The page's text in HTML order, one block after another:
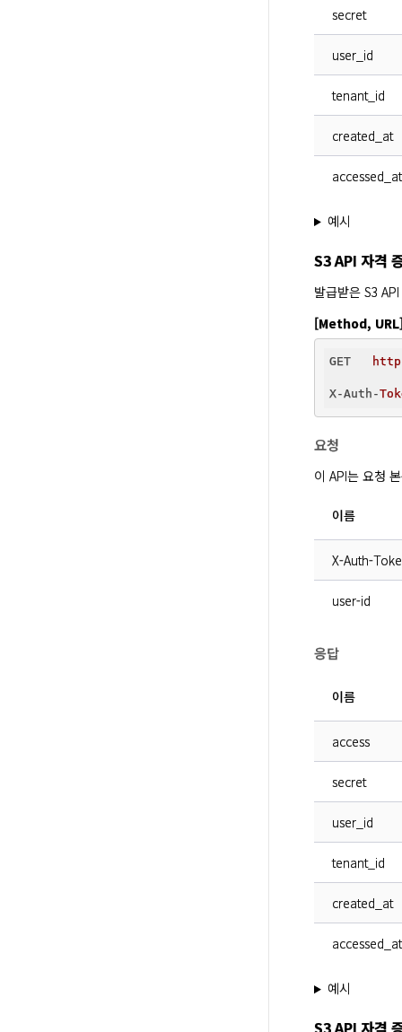
secret
user_id
tenant_id
created_at
accessed_at
예시
S3 API 자격
발급받은 S3
[Method,
GET
X-Auth-
요청
이 API는 요청
이름
X-Auth-
user-id
응답
이름
access
secret
user_id
tenant_id
created_at
accessed_at
예시